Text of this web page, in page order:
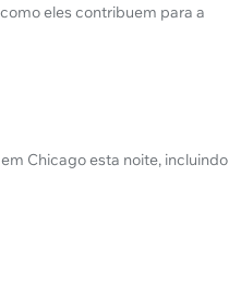
eles contribuem para a
Chicago esta noite, incluindo